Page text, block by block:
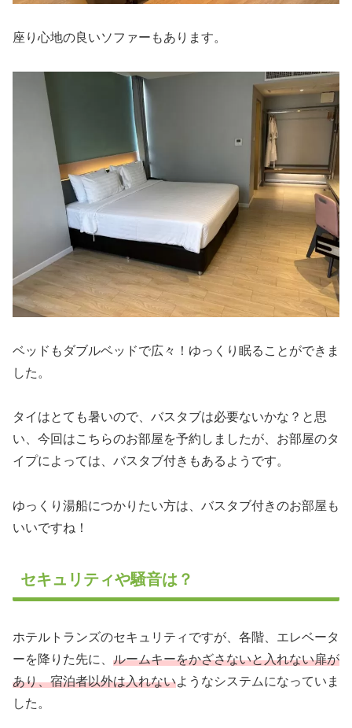
座り心地の良いソファーもあります。
ベッドもダブルベッドで広々！ゆっくり眠ることができま
した。
タイはとても暑いので、バスタブは必要ないかな？と思
い、今回はこちらのお部屋を予約しましたが、お部屋のタ
イプによっては、バスタブ付きもあるようです。
ゆっくり湯船につかりたい方は、バスタブ付きのお部屋も
いいですね！
セキュリティや騒音は？
ホテルトランズのセキュリティですが、各階、エレベータ
ーを降りた先に、 ルームキーをかざさないと入れない扉が
あり、宿泊者以外は入れないようなシステムになっていま
した。